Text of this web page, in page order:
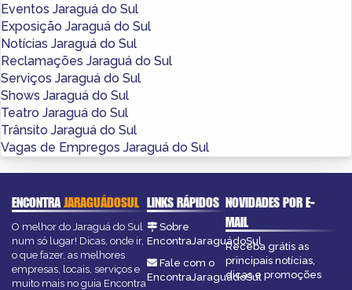
Eventos Jaraguá do Sul
Exposição Jaraguá do Sul
Notícias Jaraguá do Sul
Reclamações Jaraguá do Sul
Serviços Jaraguá do Sul
Shows Jaraguá do Sul
Teatro Jaraguá do Sul
Trânsito Jaraguá do Sul
Vagas de Empregos Jaraguá do Sul
ENCONTRAJARAGUÁDOSUL
O melhor do Jaraguá do Sul
num só lugar! Dicas, onde ir,
o que fazer, as melhores
empresas, locais, serviços e
muito mais no guia Encontra
LINKS RÁPIDOS
Sobre
EncontraJaraguádoSul
Fale com o
EncontraJaraguádoSul
NOVIDADES POR E-
MAIL
Receba grátis as
principais notícias,
dicas e promoções